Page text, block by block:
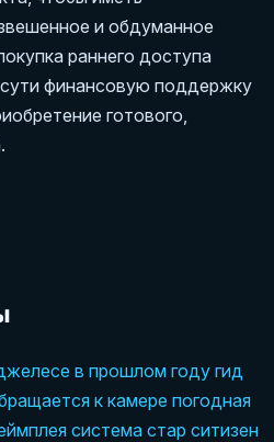
и обдуманное
раннего доступа
финансовую поддержку
готового,
в прошлом году гид
к камере погодная
система стар ситизен